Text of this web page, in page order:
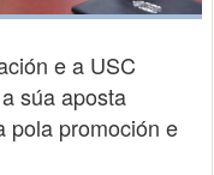
e a USC
súa aposta
pola promoción e